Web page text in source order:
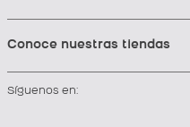
Conoce nuestras tiendas
Síguenos en: